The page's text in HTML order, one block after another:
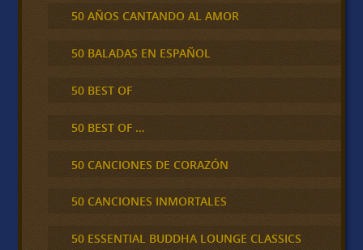
50 AÑOS CANTANDO AL AMOR
50 BALADAS EN ESPAÑOL
50 BEST OF
50 BEST OF …
50 CANCIONES DE CORAZÓN
50 CANCIONES INMORTALES
50 ESSENTIAL BUDDHA LOUNGE CLASSICS